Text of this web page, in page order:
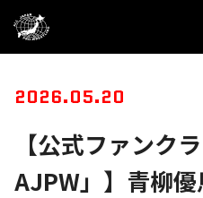
2026.05.20
【公式ファンク
AJPW」】青柳